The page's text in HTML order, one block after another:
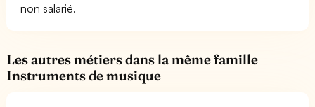
non salarié.
Les autres métiers dans la même famille
Instruments de musique